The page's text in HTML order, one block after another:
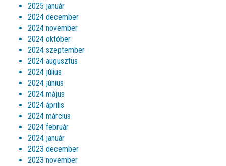
2025 január
2024 december
2024 november
2024 október
2024 szeptember
2024 augusztus
2024 július
2024 június
2024 május
2024 április
2024 március
2024 február
2024 január
2023 december
2023 november